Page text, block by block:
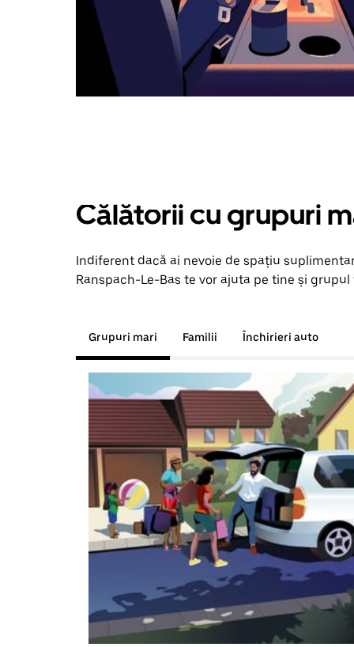
Călătorii cu grupuri
Indiferent dacă ai nevoie de spațiu
Ranspach-Le-Bas te vor ajuta pe tine și
Grupuri mari Familii Închirieri auto